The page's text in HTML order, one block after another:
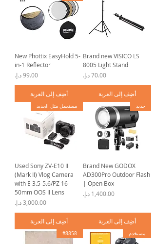
Brand new VISICO LS
8005 Light Stand
السعر
أضِف إلى العربة
New Phottix EasyHold 5-
in-1 Reflector
السعر
أضِف إلى العربة
جديد
Brand New GODOX
AD300Pro Outdoor Flash
| Open Box
السعر
أضِف إلى العربة
مستعمل مثل الجديد
Used Sony ZV-E10 II
(Mark II) Vlog Camera
with E 3.5-5.6/PZ 16-
50mm OOS II Lens
السعر
أضِف إلى العربة
مستخدم #8858